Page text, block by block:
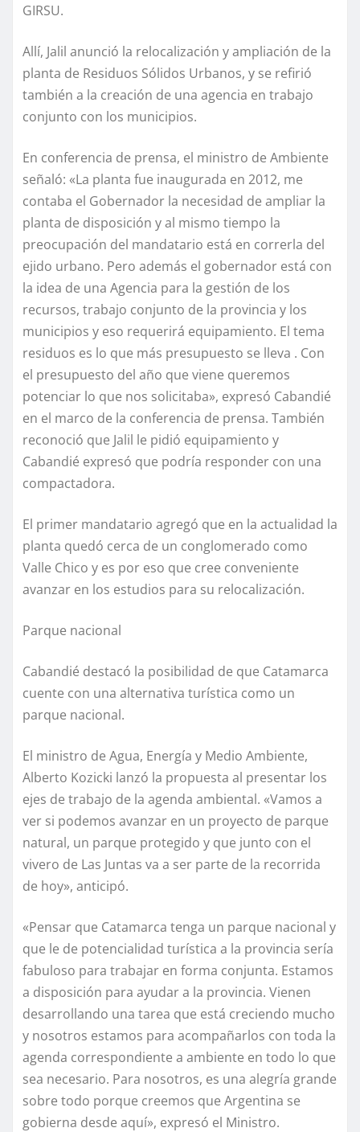
GIRSU.
Allí, Jalil anunció la relocalización y ampliación de la
planta de Residuos Sólidos Urbanos, y se refirió
también a la creación de una agencia en trabajo
conjunto con los municipios.
En conferencia de prensa, el ministro de Ambiente
señaló: «La planta fue inaugurada en 2012, me
contaba el Gobernador la necesidad de ampliar la
planta de disposición y al mismo tiempo la
preocupación del mandatario está en correrla del
ejido urbano. Pero además el gobernador está con
la idea de una Agencia para la gestión de los
recursos, trabajo conjunto de la provincia y los
municipios y eso requerirá equipamiento. El tema
residuos es lo que más presupuesto se lleva . Con
el presupuesto del año que viene queremos
potenciar lo que nos solicitaba», expresó Cabandié
en el marco de la conferencia de prensa. También
reconoció que Jalil le pidió equipamiento y
Cabandié expresó que podría responder con una
compactadora.
El primer mandatario agregó que en la actualidad la
planta quedó cerca de un conglomerado como
Valle Chico y es por eso que cree conveniente
avanzar en los estudios para su relocalización.
Parque nacional
Cabandié destacó la posibilidad de que Catamarca
cuente con una alternativa turística como un
parque nacional.
El ministro de Agua, Energía y Medio Ambiente,
Alberto Kozicki lanzó la propuesta al presentar los
ejes de trabajo de la agenda ambiental. «Vamos a
ver si podemos avanzar en un proyecto de parque
natural, un parque protegido y que junto con el
vivero de Las Juntas va a ser parte de la recorrida
de hoy», anticipó.
«Pensar que Catamarca tenga un parque nacional y
que le de potencialidad turística a la provincia sería
fabuloso para trabajar en forma conjunta. Estamos
a disposición para ayudar a la provincia. Vienen
desarrollando una tarea que está creciendo mucho
y nosotros estamos para acompañarlos con toda la
agenda correspondiente a ambiente en todo lo que
sea necesario. Para nosotros, es una alegría grande
sobre todo porque creemos que Argentina se
gobierna desde aquí», expresó el Ministro.